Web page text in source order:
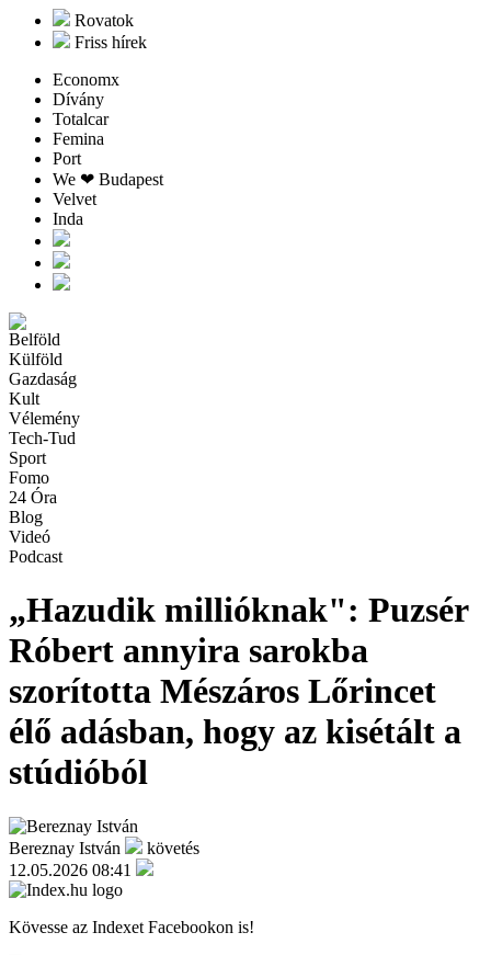
Rovatok
Friss hírek
Economx
Dívány
Totalcar
Femina
Port
We ❤︎ Budapest
Velvet
Inda
Belföld
Külföld
Gazdaság
Kult
Vélemény
Tech-Tud
Sport
Fomo
24 Óra
Blog
Videó
Podcast
„Hazudik millióknak": Puzsér
Róbert annyira sarokba
szorította Mészáros Lőrincet
élő adásban, hogy az kisétált a
stúdióból
Bereznay István
követés
12.05.2026 08:41
Kövesse az Indexet Facebookon is!